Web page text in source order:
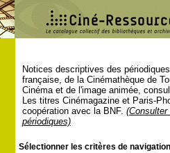
Notices descriptives des
française, de la Cinémathèque de
Cinéma et de l'image animée,
Les titres Cinémagazine et Paris-
coopération avec la BNF.
périodiques)
Sélectionner les critères de